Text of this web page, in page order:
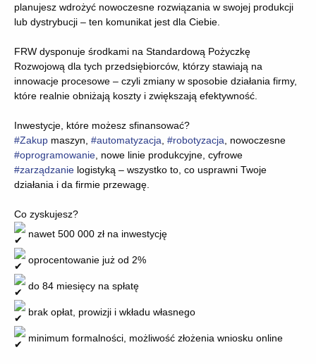
planujesz wdrożyć nowoczesne rozwiązania w swojej produkcji
lub dystrybucji – ten komunikat jest dla Ciebie.
FRW dysponuje środkami na Standardową Pożyczkę
Rozwojową dla tych przedsiębiorców, którzy stawiają na
innowacje procesowe – czyli zmiany w sposobie działania firmy,
które realnie obniżają koszty i zwiększają efektywność.
Inwestycje, które możesz sfinansować?
#Zakup maszyn, #automatyzacja #robotyzacja , nowoczesne
#oprogramowanie , nowe linie produkcyjne, cyfrowe
#zarządzanie logistyką – wszystko to, co usprawni Twoje
działania i da firmie przewagę.
Co zyskujesz?
nawet 500 000 zł na inwestycję
oprocentowanie już od 2%
do 84 miesięcy na spłatę
brak opłat, prowizji i wkładu własnego
minimum formalności, możliwość złożenia wniosku online